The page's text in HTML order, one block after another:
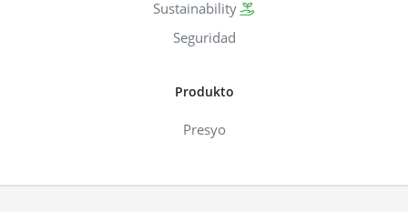
Sustainability
Seguridad
Produkto
Presyo